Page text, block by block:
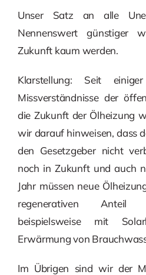
Unser Satz an alle
Nennenswert günstiger
Zukunft kaum werden.
Klarstellung: Seit
Missverständnisse der
die Zukunft der Ölheizung
wir darauf hinweisen, dass
den Gesetzgeber nicht
noch in Zukunft und auch
Jahr müssen neue
regenerativen Anteil
beispielsweise mit
Erwärmung von
Im Übrigen sind wir der